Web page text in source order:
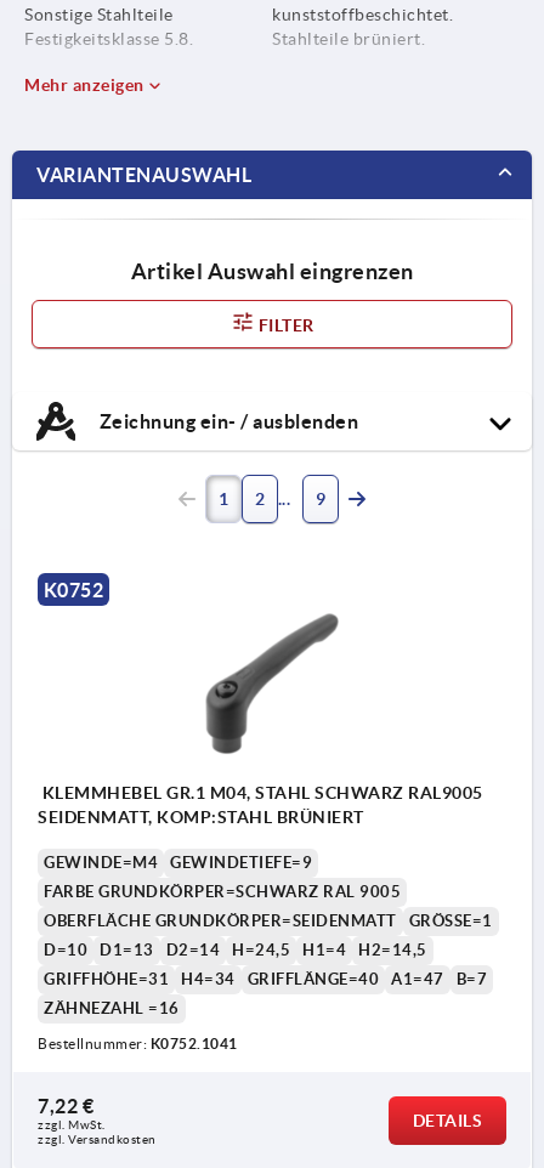
Sonstige Stahlteile
Festigkeitsklasse 5.8.
kunststoffbeschichtet.
Stahlteile brüniert.
Mehr anzeigen
VARIANTENAUSWAHL
Artikel Auswahl eingrenzen
FILTER
Zeichnung ein- / ausblenden
1 2 9
K0752
KLEMMHEBEL GR.1 M04, STAHL SCHWARZ RAL9005
SEIDENMATT, KOMP:STAHL BRÜNIERT
GEWINDE=M4
GEWINDETIEFE=9
FARBE GRUNDKÖRPER=SCHWARZ RAL 9005
OBERFLÄCHE GRUNDKÖRPER=SEIDENMATT
GRÖSSE=1
D=10
D1=13 D2=14 H=24,5 H1=4
H2=14,5
GRIFFHÖHE=31
H4=34 GRIFFLÄNGE=40 A1=47
B=7
ZÄHNEZAHL =16
Bestellnummer: K0752.1041
7,22 €
zzgl. MwSt.
zzgl. Versandkosten
DETAILS